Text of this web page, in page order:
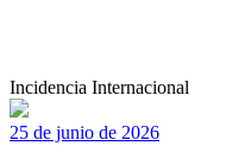
Incidencia Internacional
25 de junio de 2026